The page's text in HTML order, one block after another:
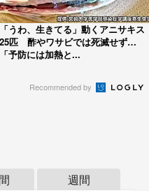
「うわ、生きてる」動くアニサキス
25匹 酢やワサビでは死滅せず…
「予防には加熱と...
Recommended by
週間